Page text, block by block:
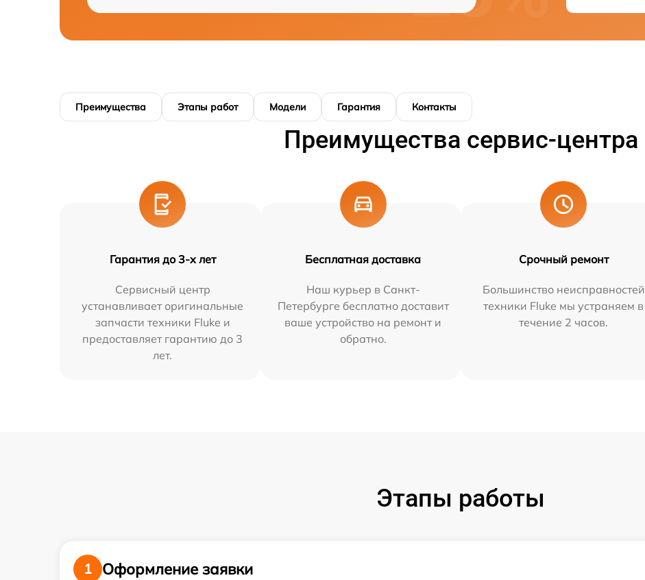
Преимущества Этапы работ Модели Гарантия Контакты
Преимущества сервис-центра
Гарантия до 3-х лет
Сервисный центр
устанавливает оригинальные
запчасти техники Fluke и
предоставляет гарантию до 3
лет.
Бесплатная доставка
Наш курьер в Санкт-
Петербурге бесплатно доставит
ваше устройство на ремонт и
обратно.
Срочный ремонт
Большинство неисправностей
техники Fluke мы устраняем в
течение 2 часов.
Этапы работы
1
Оформление заявки